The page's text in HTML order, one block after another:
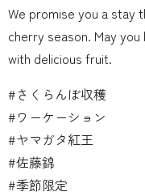
We promise you a stay
cherry season. May
with delicious fruit.
#さくらんぼ収穫
#ワーケーション
#ヤマガタ紅王
#佐藤錦
#季節限定